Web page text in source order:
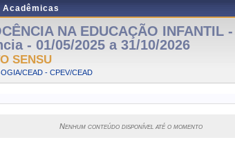
NA EDUCAÇÃO INFANTIL
- 01/05/2025 a 31/10/2026
SENSU
CEAD - CPEV/CEAD
Nenhum conteúdo disponível até o momento